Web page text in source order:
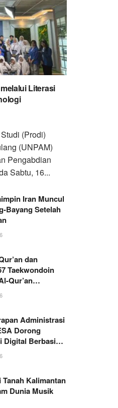
Literasi
(Prodi)
(UNPAM)
Pengabdian
Sabtu, 16...
Iran Muncul
Bayang Setelah
dan
Taekwondoin
Qur’an
Medali
Administrasi
Dorong
Digital Berbasis
Smart
Desa
Tanah Kalimantan
Dunia Musik